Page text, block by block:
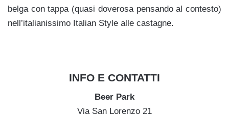
belga contappa (quasi doverosa pensando al contesto)
nell’italianissimo Italian Style alle castagne.
INFO E CONTATTI
Beer Park
Via San Lorenzo 21